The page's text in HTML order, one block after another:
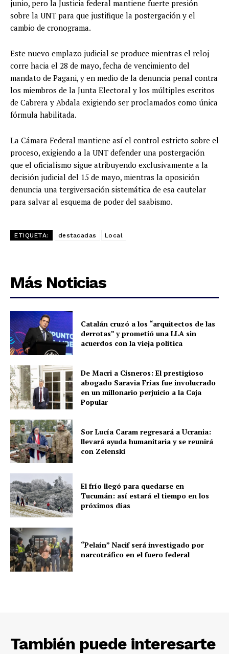
junio, pero la Justicia federal mantiene fuerte presión
sobre la UNT para que justifique la postergación y el
cambio de cronograma.
Este nuevo emplazo judicial se produce mientras el reloj
corre hacia el 28 de mayo, fecha de vencimiento del
mandato de Pagani, y en medio de la denuncia penal contra
los miembros de la Junta Electoral y los múltiples escritos
de Cabrera y Abdala exigiendo ser proclamados como única
fórmula habilitada.
La Cámara Federal mantiene así el control estricto sobre el
proceso, exigiendo a la UNT defender una postergación
que el oficialismo sigue atribuyendo exclusivamente a la
decisión judicial del 15 de mayo, mientras la oposición
denuncia una tergiversación sistemática de esa cautelar
para salvar al esquema de poder del saabismo.
ETIQUETA: destacadas Local
Más Noticias
Catalán cruzó a los “arquitectos de las
derrotas” y prometió una LLA sin
acuerdos con la vieja política
De Macri a Cisneros: El prestigioso
abogado Saravia Frías fue involucrado
en un millonario perjuicio a la Caja
Popular
Sor Lucía Caram regresará a Ucrania:
llevará ayuda humanitaria y se reunirá
con Zelenski
El frío llegó para quedarse en
Tucumán: así estará el tiempo en los
próximos días
“Pelaín” Nacif será investigado por
narcotráfico en el fuero federal
También puede interesarte